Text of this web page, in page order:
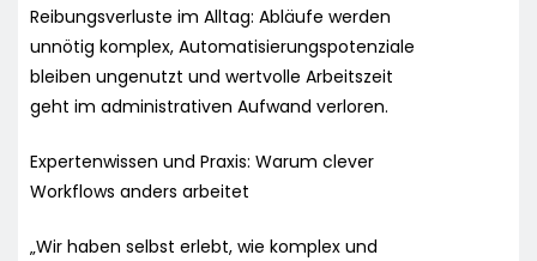
Reibungsverluste im Alltag: Abläufe werden
unnötig komplex, Automatisierungspotenziale
bleiben ungenutzt und wertvolle Arbeitszeit
geht im administrativen Aufwand verloren.
Expertenwissen und Praxis: Warum clever
Workflows anders arbeitet
„Wir haben selbst erlebt, wie komplex und